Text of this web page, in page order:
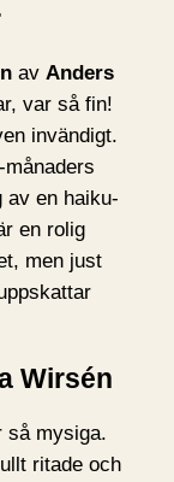
av Anders
var så fin!
invändigt.
av en haiku-
en rolig
men just
Wirsén
så mysiga.
ritade och